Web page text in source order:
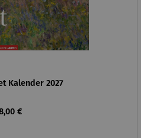
Kalender 2027
Preis:
€